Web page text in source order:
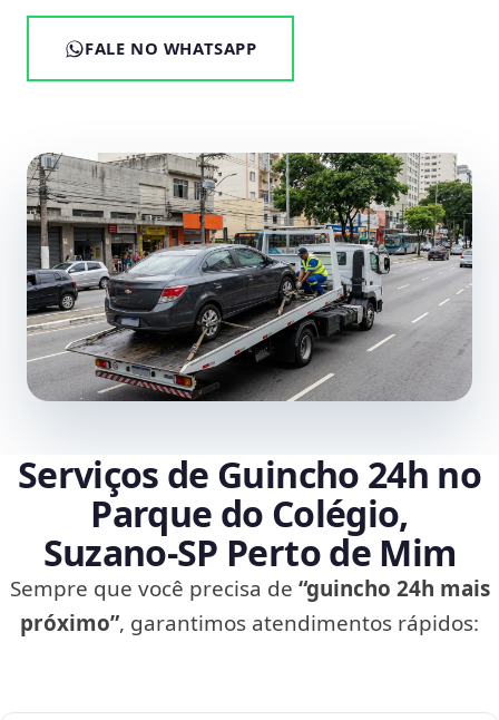
FALE NO WHATSAPP
Serviços de Guincho 24h no
Parque do Colégio,
Suzano‑SP Perto de Mim
Sempre que você precisa de “guincho 24h mais
próximo”, garantimos atendimentos rápidos: